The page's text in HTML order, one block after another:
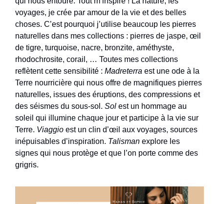
voyages, je crée par amour de la vie et des belles
choses. C’est pourquoi j’utilise beaucoup les pierres
naturelles dans mes collections : pierres de jaspe, œil
de tigre, turquoise, nacre, bronzite, améthyste,
rhodochrosite, corail, … Toutes mes collections
reflètent cette sensibilité : Madreterra est une ode à la
Terre nourricière qui nous offre de magnifiques pierres
naturelles, issues des éruptions, des compressions et
des séismes du sous-sol. Sol est un hommage au
soleil qui illumine chaque jour et participe à la vie sur
Terre. Viaggio est un clin d’œil aux voyages, sources
inépuisables d’inspiration. Talisman explore les
signes qui nous protège et que l’on porte comme des
grigris.